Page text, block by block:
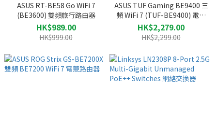
ASUS RT-BE58 Go WiFi 7
(BE3600) 雙頻旅行路由器
HK$989.00
HK$999.00
ASUS TUF Gaming BE9400 三
頻 WiFi 7 (TUF-BE9400) 電競
路由器
HK$2,279.00
HK$2,299.00